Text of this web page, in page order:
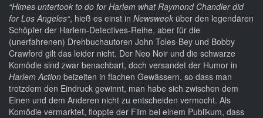
“Himes untertook to do for Harlem what Raymond Chandler did
for Los Angeles“, hieß es einst in Newsweek über den legendären
Schöpfer der Harlem-Detectives-Reihe, aber für die
(unerfahrenen) Drehbuchautoren John Toles-Bey und Bobby
Crawford gilt das leider nicht. Der Neo Noir und die schwarze
Komödie sind zwar benachbart, doch versandet der Humor in
Harlem Action beizeiten in flachen Gewässern, so dass man
trotzdem den Eindruck gewinnt, man habe sich zwischen dem
Einen und dem Anderen nicht zu entscheiden vermocht. Als
Komödie vermarktet, floppte der Film bei einem Publikum, dass